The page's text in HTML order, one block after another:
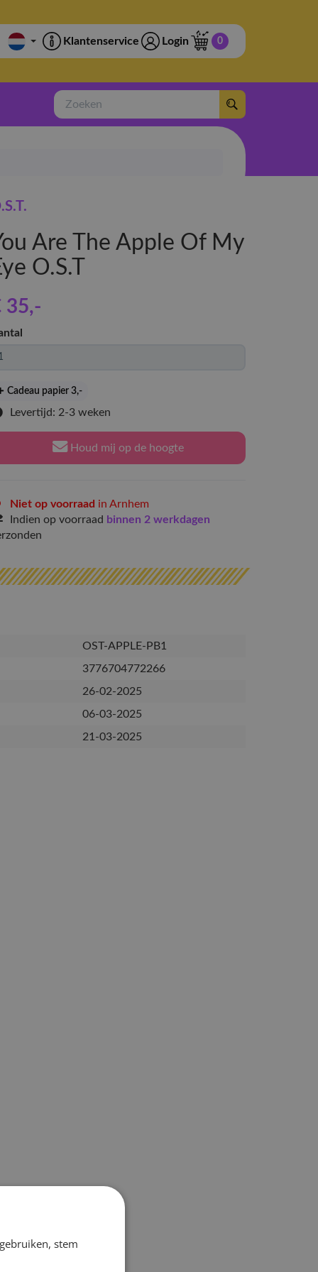
Klantenservice Login 0
Zoeken
Are The Apple Of My
O.S.T
35,-
Cadeau papier 3,-
Levertijd: 2-3 weken
Houd mij op de hoogte
Niet op voorraad in Arnhem
Indien op voorraad binnen 2 werkdagen
OST-APPLE-PB1
3776704772266
26-02-2025
06-03-2025
21-03-2025
stem